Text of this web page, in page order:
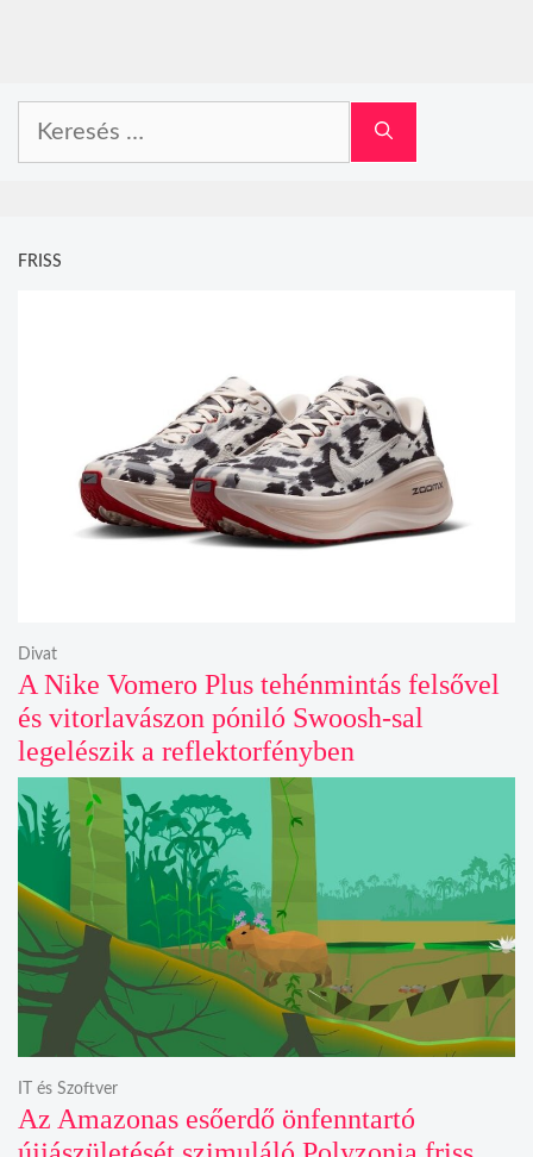
FRISS
A Nike Vomero Plus tehénmintás felsővel
és vitorlavászon póniló Swoosh-sal
legelészik a reflektorfényben
Divat
Az Amazonas esőerdő önfenntartó
IT és Szoftver